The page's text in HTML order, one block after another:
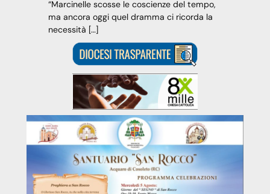
“Marcinelle scosse le coscienze del tempo,
ma ancora oggi quel dramma ci ricorda la
necessità […]